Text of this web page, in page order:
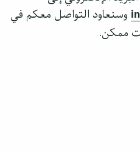
وسنعاود التواصل معكم في
ممكن.